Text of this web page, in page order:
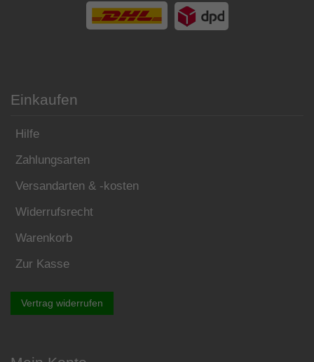
Einkaufen
Hilfe
Zahlungsarten
Versandarten & -kosten
Widerrufsrecht
Warenkorb
Zur Kasse
Vertrag widerrufen